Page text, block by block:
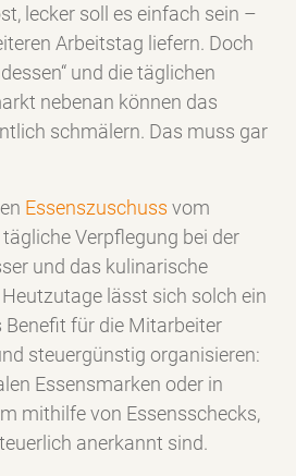
lecker soll es einfach sein –
Arbeitstag liefern. Doch
und die täglichen
nebenan können das
schmälern. Das muss gar
Essenszuschuss vom
Verpflegung bei der
und das kulinarische
lässt sich solch ein
Benefit für die Mitarbeiter
steuergünstig organisieren:
Essensmarken oder in
mithilfe von Essensschecks,
anerkannt sind.